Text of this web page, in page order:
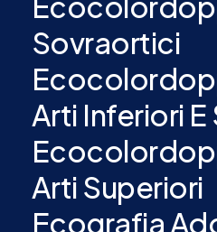
Sovraortici
Arti Inferiori
Arti Superiori
Ecografia